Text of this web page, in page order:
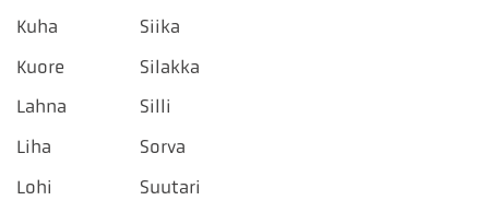
Kuha
Kuore
Lahna
Liha
Lohi
Siika
Silakka
Silli
Sorva
Suutari